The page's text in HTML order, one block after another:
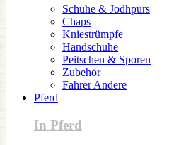
Schuhe & Jodhpurs
Chaps
Kniestrümpfe
Handschuhe
Peitschen & Sporen
Zubehör
Fahrer Andere
Pferd
In Pferd